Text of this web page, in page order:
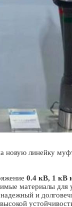
линейку
0.4 кВ, 1 кВ
материалы
и